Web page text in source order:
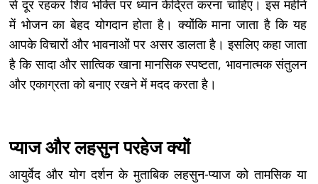
से दूर रहकर शिव भक्ति पर ध्यान केंद्रित करना चाहिए। इस महीने
में भोजन का बेहद योगदान होता है। क्योंकि माना जाता है कि यह
आपके विचारों और भावनाओं पर असर डालता है। इसलिए कहा जाता
है कि सादा और सात्विक खाना मानसिक स्पष्टता, भावनात्मक संतुलन
और एकाग्रता को बनाए रखने में मदद करता है।
प्याज और लहसुन परहेज क्यों
आयुर्वेद और योग दर्शन के मुताबिक लहसुन-प्याज को तामसिक या